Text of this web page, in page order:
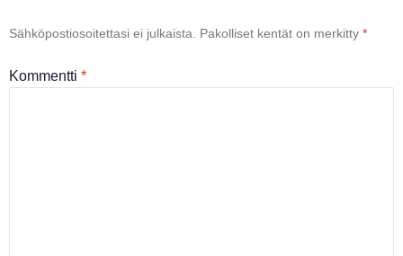
Sähköpostiosoitettasi ei julkaista. Pakolliset kentät on merkitty *
Kommentti *